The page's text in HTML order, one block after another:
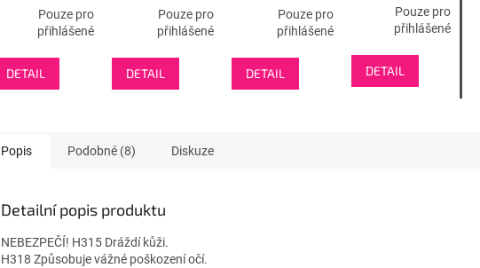
Pouze pro
přihlášené
DETAIL
Pouze pro
přihlášené
DETAIL
Pouze pro
přihlášené
DETAIL
Pouze pro
přihlášené
DETAIL
Popis Podobné (8) Diskuze
Detailní popis produktu
NEBEZPEČÍ! H315 Dráždí kůži.
H318 Způsobuje vážné poškození očí.